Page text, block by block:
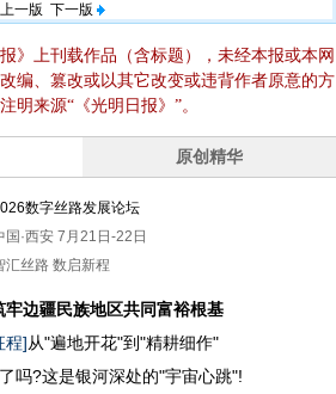
一版 下一版
》上刊载作品（含标题），未经本报或本网
编、篡改或以其它改变或违背作者原意的方
明来源“《光明日报》”。